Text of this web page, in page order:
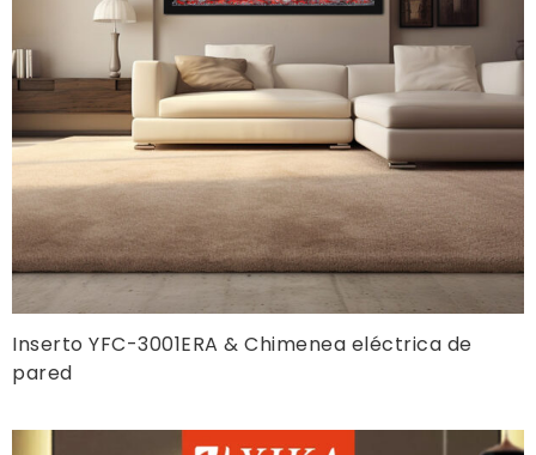
Inserto YFC-3001ERA & Chimenea eléctrica de
pared